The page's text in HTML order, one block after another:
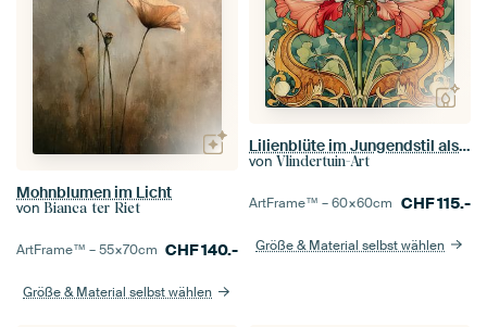
Mohnblumen im Licht
von Bianca ter Riet
ArtFrame™ –55×70cm CHF140.-
Größe & Material selbst wählen
Lilienblüte im Jungendstil als Wanddekoration
von Vlindertuin-Art
ArtFrame™ –60×60cm CHF115.-
Größe & Material selbst wählen